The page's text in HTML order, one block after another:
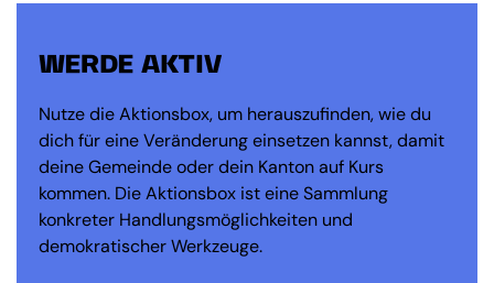
WERDE AKTIV
Nutze die Aktionsbox, um herauszufinden, wie du
dich für eine Veränderung einsetzen kannst, damit
deine Gemeinde oder dein Kanton auf Kurs
kommen. Die Aktionsbox ist eine Sammlung
konkreter Handlungsmöglichkeiten und
demokratischer Werkzeuge.